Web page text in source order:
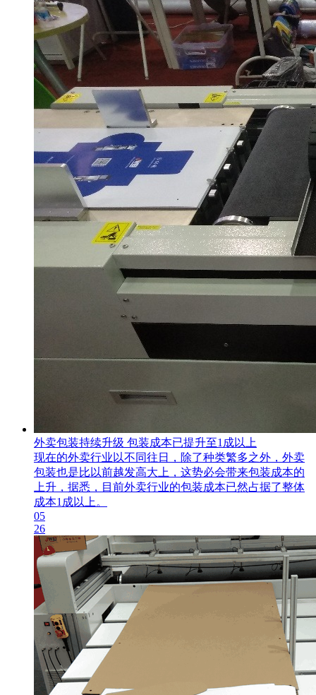
外卖包装持续升级 包装成本已提升至1成以上
现在的外卖行业以不同往日，除了种类繁多之外，外卖
包装也是比以前越发高大上，这势必会带来包装成本的
上升，据悉，目前外卖行业的包装成本已然占据了整体
成本1成以上。
05
26